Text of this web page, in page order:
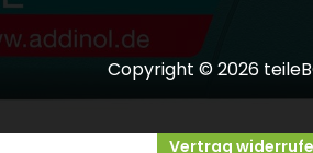
Copyright © 2026
Vertrag